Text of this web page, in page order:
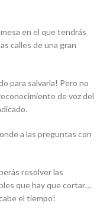
en el que tendrás
calles de una gran
para salvarla! Pero no
de voz del
a las preguntas con
resolver las
que hay que cortar…
el tiempo!